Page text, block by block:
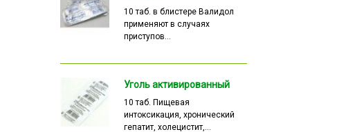
10 таб. в блистере Валидол
применяют в случаях
приступов...
Уголь активированный
10 таб. Пищевая
интоксикация, хронический
гепатит, холецистит,...